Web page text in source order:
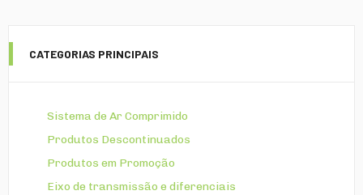
CATEGORIAS PRINCIPAIS
Sistema de Ar Comprimido
Produtos Descontinuados
Produtos em Promoção
Eixo de transmissão e diferenciais